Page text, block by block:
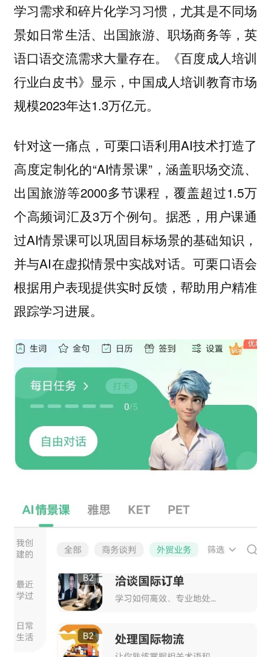
学习需求和碎片化学习习惯，尤其是不同场
景如日常生活、出国旅游、职场商务等，英
语口语交流需求大量存在。《百度成人培训
行业白皮书》显示，中国成人培训教育市场
规模2023年达1.3万亿元。
针对这一痛点，可栗口语利用AI技术打造了
高度定制化的“AI情景课”，涵盖职场交流、
出国旅游等2000多节课程，覆盖超过1.5万
个高频词汇及3万个例句。据悉，用户课通
过AI情景课可以巩固目标场景的基础知识，
并与AI在虚拟情景中实战对话。可栗口语会
根据用户表现提供实时反馈，帮助用户精准
跟踪学习进展。